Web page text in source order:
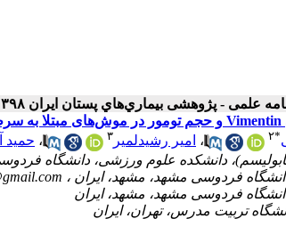
*۲ ، امیر رشیدلمیر ۳ ، حمید